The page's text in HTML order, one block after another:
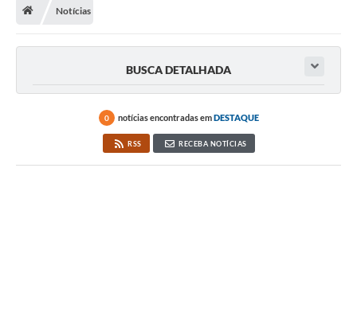
Notícias
BUSCA DETALHADA
0 notícias encontradas emDESTAQUE
RSS RECEBA NOTÍCIAS